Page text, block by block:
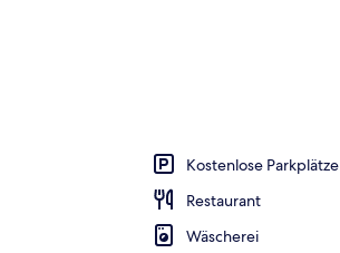
Kostenlose Parkplätze
Restaurant
Wäscherei